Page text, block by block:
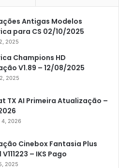
Plus
Plus
Plus
Antigas Modelos
para CS 02/10/2025
2025
Champions HD
V1.89 – 12/08/2025
2025
TX AI Primeira Atualização –
4, 2026
Cinebox Fantasia Plus
– IKS Pago
2025